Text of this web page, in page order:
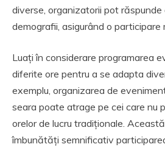
diverse, organizatorii pot
demografii, asigurând o participare
Luați în considerare programarea
diferite ore pentru a se adapta
exemplu, organizarea de
seara poate atrage pe cei care nu
orelor de lucru tradiționale.
îmbunătăți semnificativ